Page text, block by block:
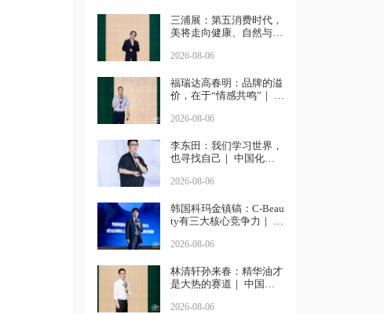
三浦展：第五消费时代，
美将走向健康、自然与坚
2026-08-06
福瑞达高春明：品牌的溢
价，在于“情感共鸣”｜ 中
2026-08-06
李东田：我们学习世界，
也寻找自己｜ 中国化妆
2026-08-06
韩国科玛金镇镐：C-Beau
ty有三大核心竞争力｜ 中
2026-08-06
林清轩孙来春：精华油才
是大热的赛道｜ 中国化
2026-08-06